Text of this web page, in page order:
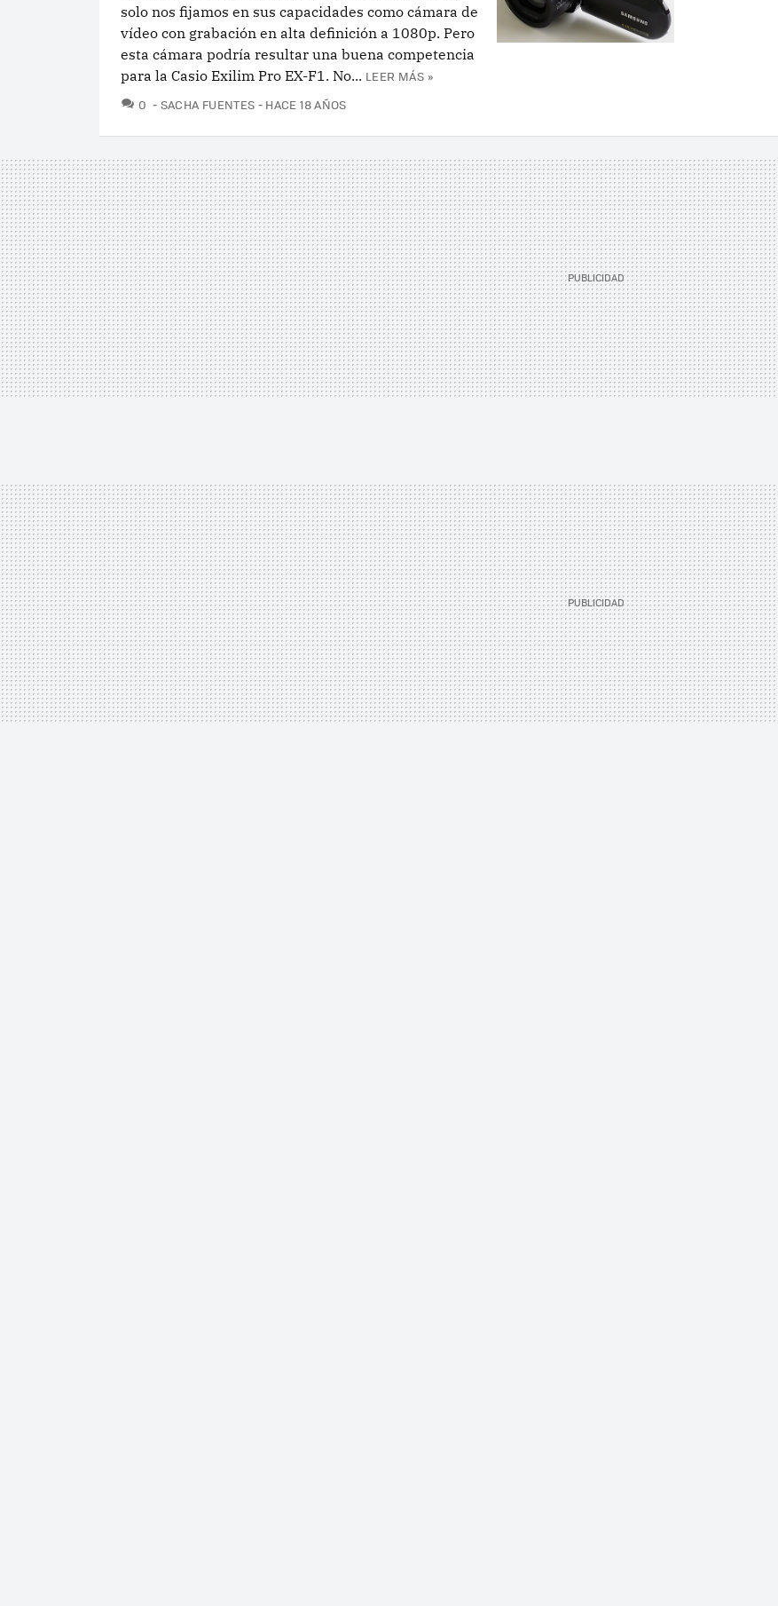
solo nos fijamos en sus capacidades como cámara de
vídeo con grabación en alta definición a 1080p. Pero
esta cámara podría resultar una buena competencia
para la Casio Exilim Pro EX-F1. No... LEER MÁS »
0 COMENTARIOS
SACHA FUENTES HACE 18 AÑOS